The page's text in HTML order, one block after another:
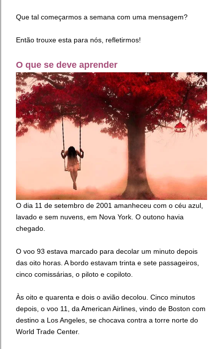
Que tal começarmos a semana com uma mensagem?
Então trouxe esta para nós, refletirmos!
O que se deve aprender
O dia 11 de setembro de 2001 amanheceu com o céu azul,
lavado e sem nuvens, em Nova York. O outono havia
chegado.
O voo 93 estava marcado para decolar um minuto depois
das oito horas. A bordo estavam trinta e sete passageiros,
cinco comissárias, o piloto e copiloto.
Às oito e quarenta e dois o avião decolou. Cinco minutos
depois, o voo 11, da American Airlines, vindo de Boston com
destino a Los Angeles, se chocava contra a torre norte do
World Trade Center.